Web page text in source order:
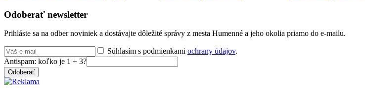
Odoberať newsletter
Prihláste sa na odber noviniek a dostávajte dôležité správy z mesta Humenné a jeho okolia priamo do e-mailu.
Súhlasím s podmienkami ochrany údajov.
Antispam: koľko je 1 + 3?
Odoberať